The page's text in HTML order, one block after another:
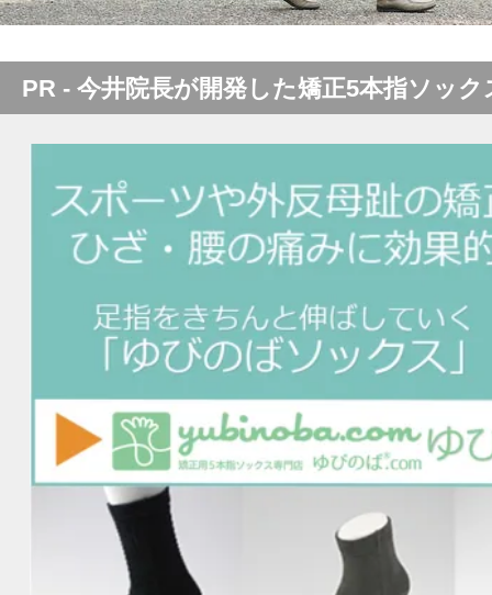
PR - 今井院長が開発した矯正5本指ソック